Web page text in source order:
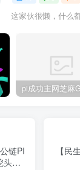
这家伙很懒，什么
平台大资本支持
链PI
头矿
【民